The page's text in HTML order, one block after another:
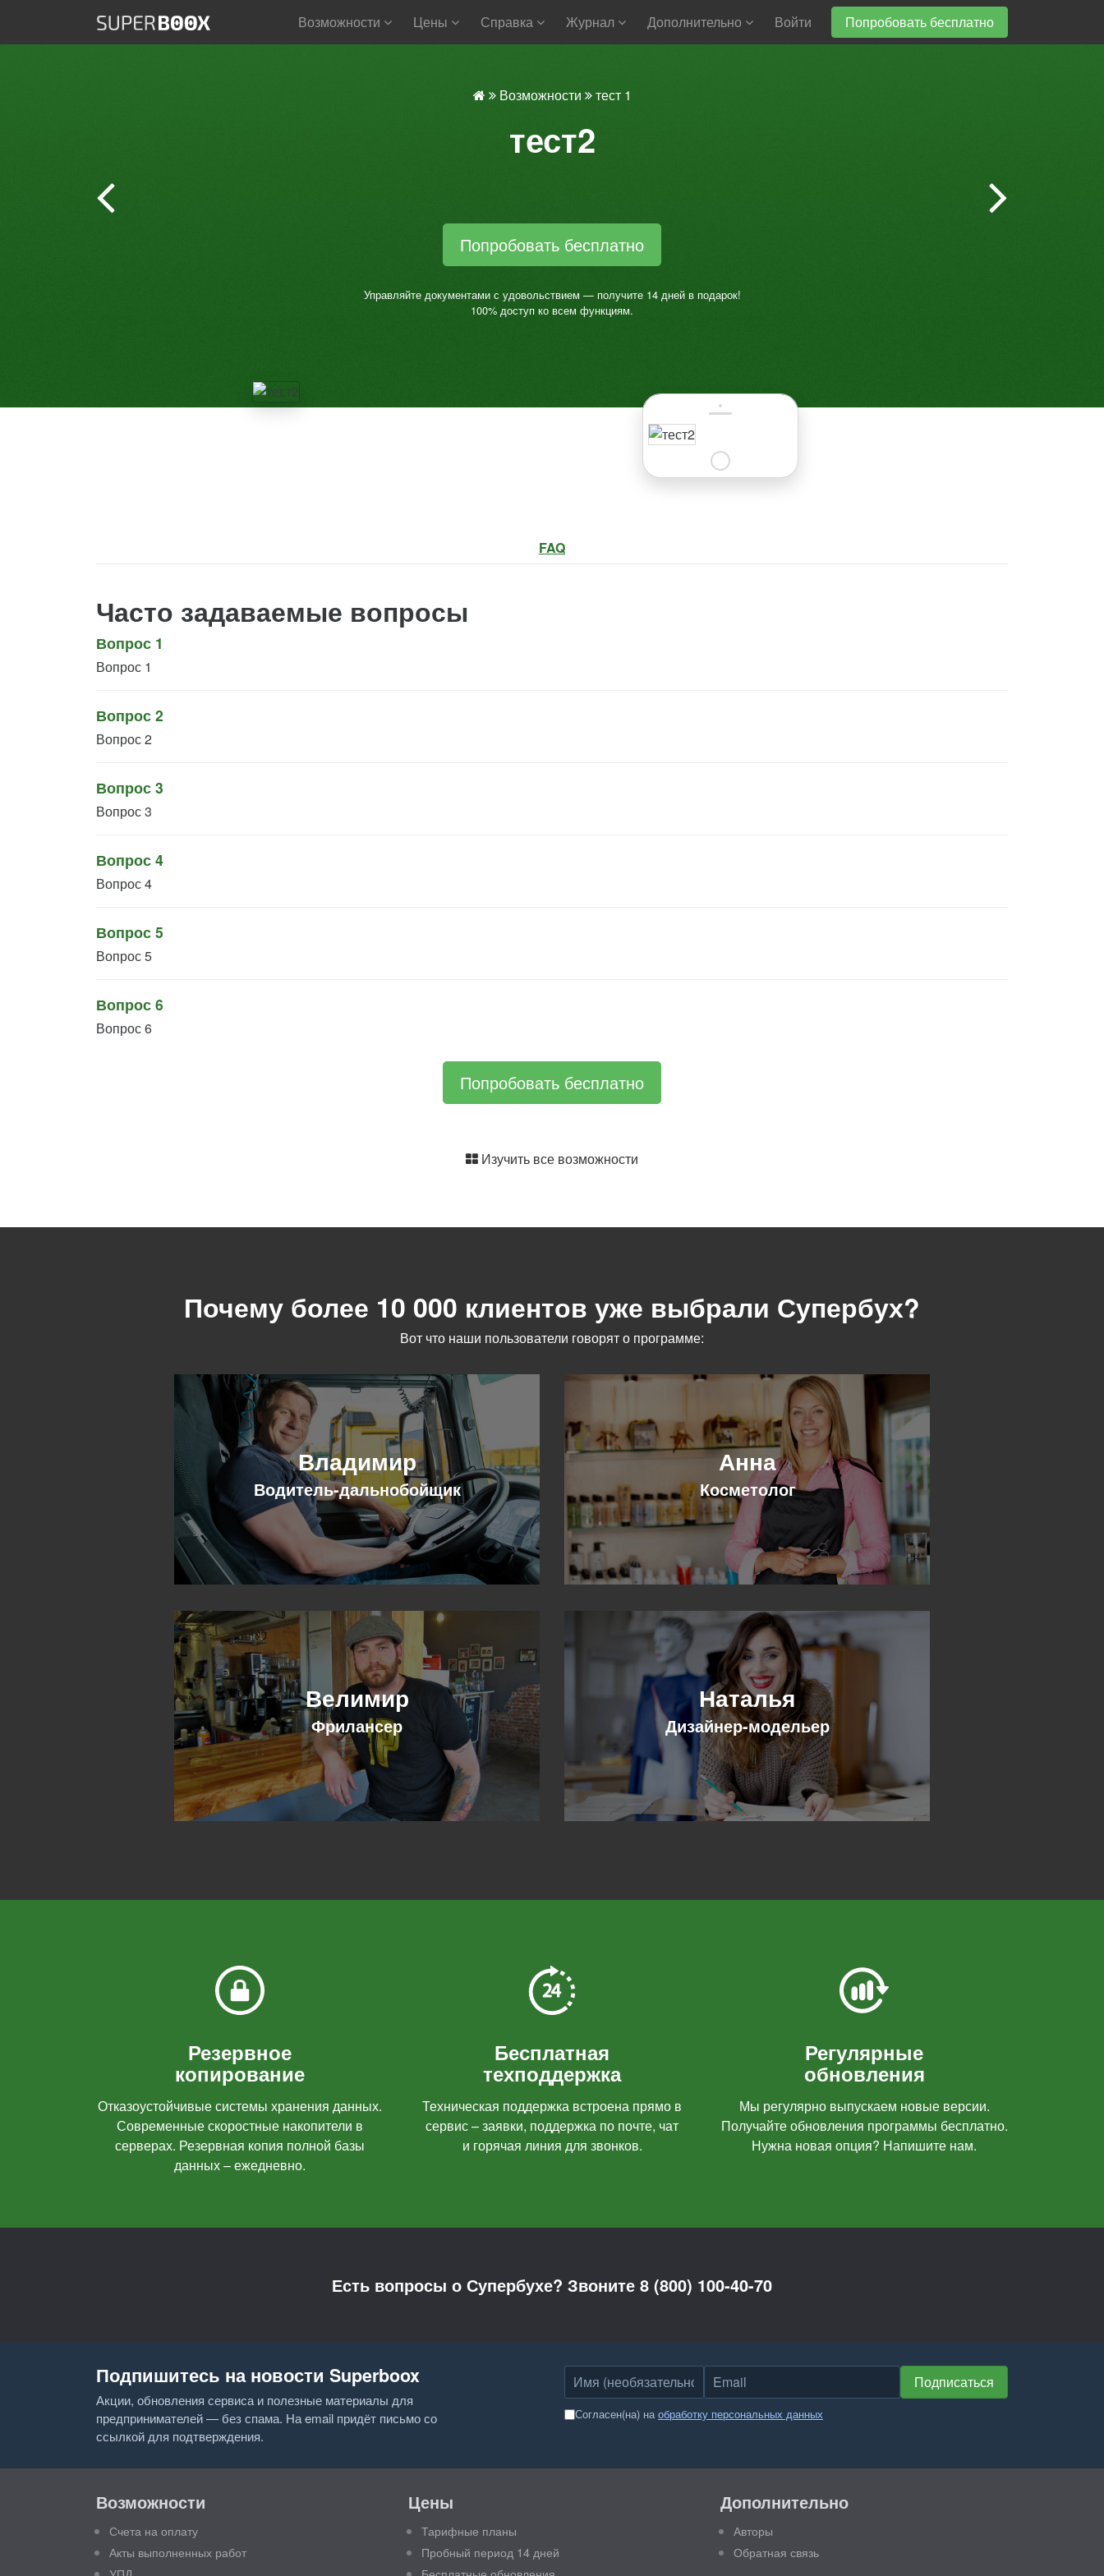
Попробовать бесплатно
Возможности Цены Справка Журнал Дополнительно Войти
Возможности тест 1
тест2
Попробовать бесплатно
Управляйте документами с удовольствием — получите 14 дней в подарок!
100% доступ ко всем функциям.
FAQ
Часто задаваемые вопросы
Вопрос 1
Вопрос 1
Вопрос 2
Вопрос 2
Вопрос 3
Вопрос 3
Вопрос 4
Вопрос 4
Вопрос 5
Вопрос 5
Вопрос 6
Вопрос 6
Попробовать бесплатно
Изучить все возможности
Почему более 10 000 клиентов уже выбрали Супербух?
Вот что наши пользователи говорят о программе:
Владимир
Водитель-дальнобойщик
Анна
Косметолог
Велимир
Фрилансер
Наталья
Дизайнер-модельер
Резервное
копирование
Отказоустойчивые системы хранения данных.
Современные скоростные накопители в
серверах. Резервная копия полной базы
данных – ежедневно.
Бесплатная
техподдержка
Техническая поддержка встроена прямо в
сервис – заявки, поддержка по почте, чат
и горячая линия для звонков.
Регулярные
обновления
Мы регулярно выпускаем новые версии.
Получайте обновления программы бесплатно.
Нужна новая опция? Напишите нам.
Есть вопросы о Супербухе? Звоните 8 (800) 100-40-70
Подпишитесь на новости Superboox
Акции, обновления сервиса и полезные материалы для
предпринимателей — без спама. На email придёт письмо со
ссылкой для подтверждения.
Имя Email Подписаться
Согласен(на) наобработку персональных данных
Возможности
Счета на оплату
Акты выполненных работ
Цены
Тарифные планы
Пробный период 14 дней
Дополнительно
Авторы
Обратная связь